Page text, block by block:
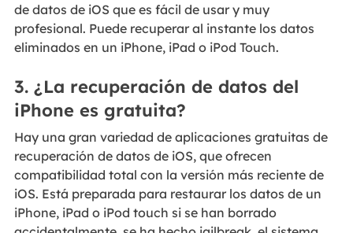
de datos de iOS que es fácil de usar y muy
profesional. Puede recuperar al instante los datos
eliminados en un iPhone, iPad o iPod Touch.
3. ¿La recuperación de datos del
iPhone es gratuita?
Hay una gran variedad de aplicaciones gratuitas de
recuperación de datos de iOS, que ofrecen
compatibilidad total con la versión más reciente de
iOS. Está preparada para restaurar los datos de un
iPhone, iPad o iPod touch si se han borrado